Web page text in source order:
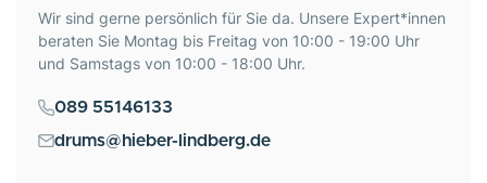
Wir sind gerne persönlich für Sie da. Unsere Expert*innen
beraten Sie Montag bis Freitag von 10:00 - 19:00 Uhr
und Samstags von 10:00 - 18:00 Uhr.
089 55146133
drums@hieber-lindberg.de